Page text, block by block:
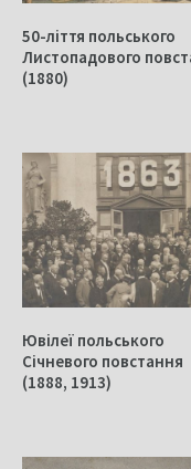
50-ліття польського
Листопадового
(1880)
Ювілеї польського
Січневого повстання
(1888, 1913)